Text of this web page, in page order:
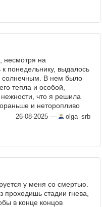
несмотря на
понедельнику, выдалось
солнечным. В нем было
тепла и особой,
что я решила
и неторопливо
– так, будто гуляю, а не
Всю дорогу я ...
26-08-2025 — olga_srb
у меня со смертью.
стадии гнева,
в конце концов